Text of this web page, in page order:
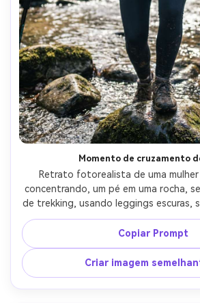
Momento de cruzamento
Retrato fotorealista de uma mulher
concentrando, um pé em uma rocha,
de trekking, usando leggings escuras,
prova d'água e uma jaqueta azul,
água brilhante atrás, sombra
reflexos de água, Nikon Z6 II, 50mm f/
dinâmico de três quartos, sensação
texturas realistas de pele e rocha
alta resolução, iluminação
Copiar Prompt
Criar imagem